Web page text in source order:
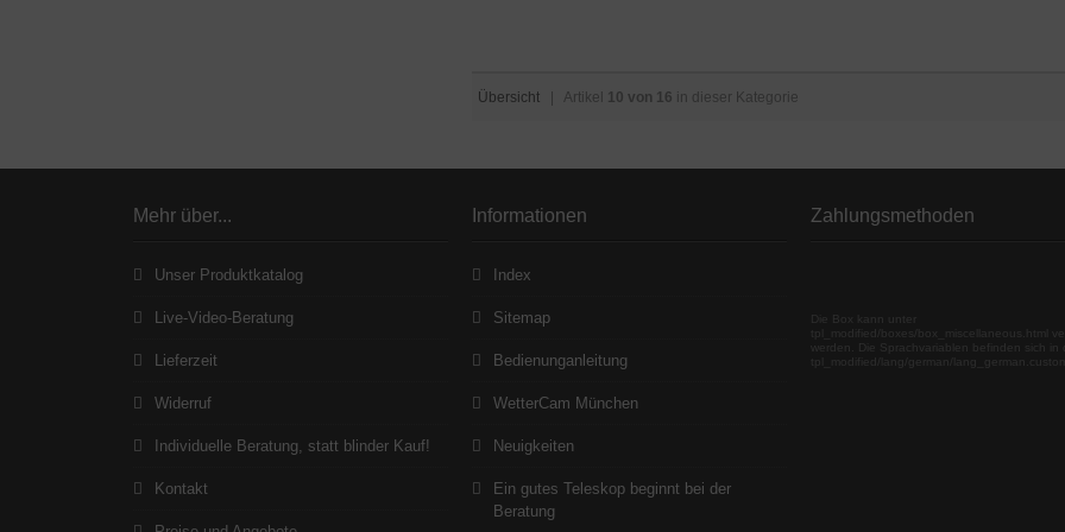
Übersicht | Artikel 10 von 16 in dieser Kategorie
Mehr über...
Unser Produktkatalog
Live-Video-Beratung
Lieferzeit
Widerruf
Individuelle Beratung, statt blinder Kauf!
Kontakt
Informationen
Index
Sitemap
Bedienunganleitung
WetterCam München
Neuigkeiten
Ein gutes Teleskop beginnt bei der
Beratung
Zahlungsmethoden
Die Box kann unter
tpl_modified/boxes/box_miscellaneous.html
werden. Die Sprachvariablen befinden sich in